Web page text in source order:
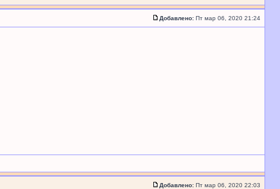
Добавлено: Пт мар 06, 2020 21:24
Добавлено: Пт мар 06, 2020 22:03